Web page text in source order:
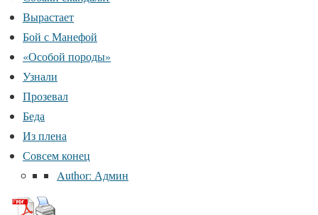
Вырастает
Бой с Манефой
«Особой породы»
Узнали
Прозевал
Беда
Из плена
Совсем конец
Author: Админ